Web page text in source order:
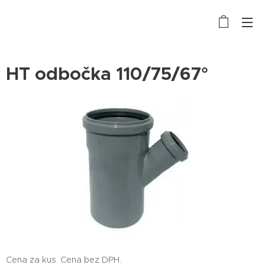
HT odbočka 110/75/67°
Cena za kus. Cena bez DPH.